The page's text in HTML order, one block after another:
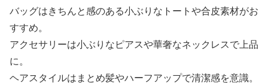
バッグはきちんと感のある小ぶりなトートや合皮素材がお
すすめ。
アクセサリーは小ぶりなピアスや華奢なネックレスで上品
に。
ヘアスタイルはまとめ髪やハーフアップで清潔感を意識。